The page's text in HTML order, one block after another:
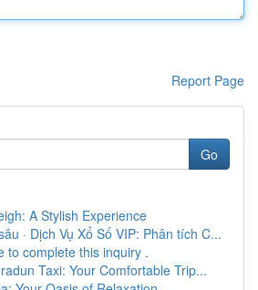
Report Page
Go
A Stylish Experience
· Dịch Vụ Xổ Số VIP: Phân tích C...
to complete this inquiry .
Taxi: Your Comfortable Trip...